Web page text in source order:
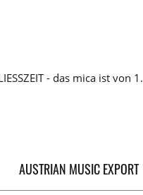
- das mica ist
AUSTRIAN MUSIC EXPORT